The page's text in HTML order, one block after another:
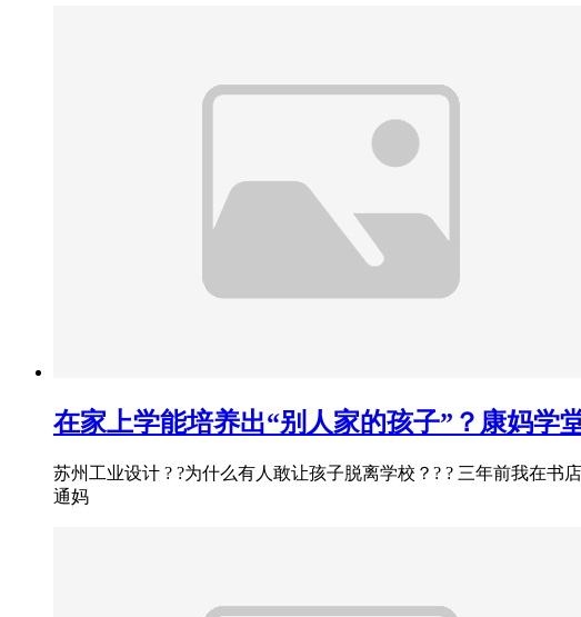
在家上学能培养出“别人家的孩子”？康妈学
苏州工业设计 ? ?为什么有人敢让孩子脱离学校？? ? 三年前我在
通妈